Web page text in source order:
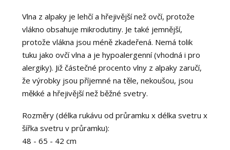
Vlna z alpaky je lehčí a hřejivější než ovčí, protože
vlákno obsahuje mikrodutiny. Je také jemnější,
protože vlákna jsou méně zkadeřená. Nemá tolik
tuku jako ovčí vlna a je hypoalergenní (vhodná i pro
alergiky). Již částečné procento vlny z alpaky zaručí,
že výrobky jsou příjemné na těle, nekoušou, jsou
měkké a hřejivější než běžné svetry.
Rozměry (délka rukávu od průramku x délka svetru x
šířka svetru v průramku):
48 - 65 - 42 cm